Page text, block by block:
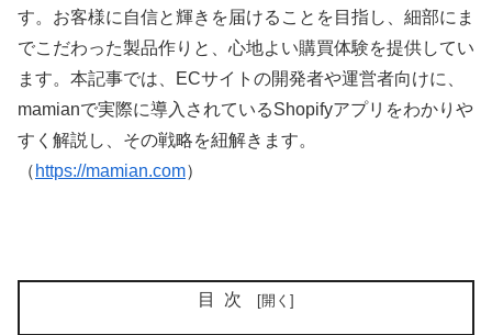
す。お客様に自信と輝きを届けることを目指し、細部にま
でこだわった製品作りと、心地よい購買体験を提供してい
ます。本記事では、ECサイトの開発者や運営者向けに、
mamianで実際に導入されているShopifyアプリをわかりや
すく解説し、その戦略を紐解きます。
（ https://mamian.com）
目次